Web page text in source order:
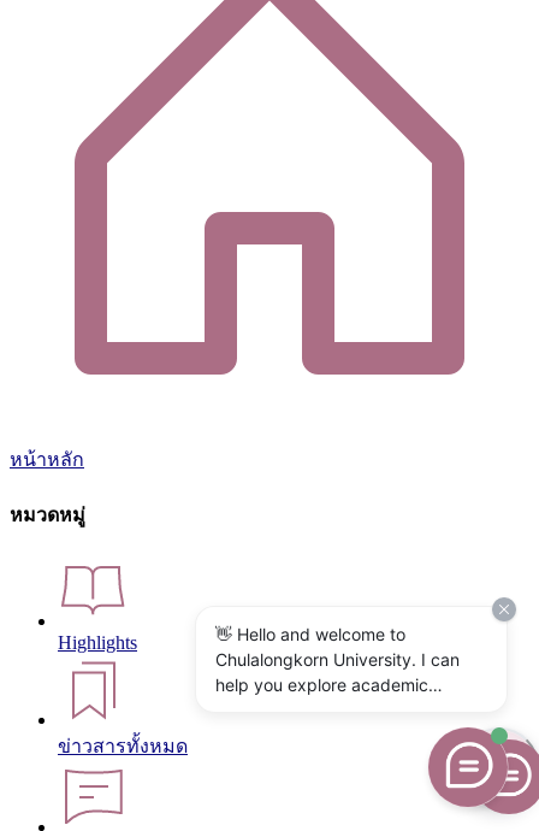
หน้าหลัก
หมวดหมู่
Highlights
ข่าวสารทั้งหมด
👋 Hello and welcome to
Chulalongkorn University. I can
help you explore academic